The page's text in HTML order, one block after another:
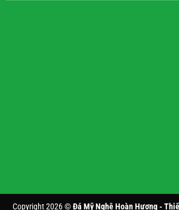
Copyright 2026 ©Đá Mỹ Nghệ Hoàn Hương -